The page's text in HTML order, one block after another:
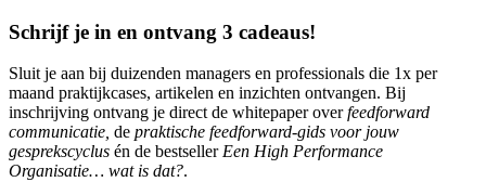
Schrijf je in en ontvang 3 cadeaus!
Sluit je aan bij duizenden managers en professionals die 1x per
maand praktijkcases, artikelen en inzichten ontvangen. Bij
inschrijving ontvang je direct de whitepaper overfeedforward
communicatie, de praktische feedforward-gids voor jouw
gesprekscyclus én de bestseller Een High Performance
Organisatie… wat is dat?.